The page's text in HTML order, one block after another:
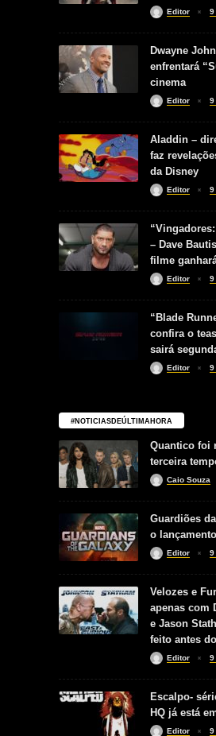
Editor 9
Dwayne
enfrentará
cinema
Editor 9
Aladdin –
faz
da Disney
Editor 9
– Dave
filme
Editor 9
“Blade
confira o
sairá
Editor 9
#NOTICIASDEÚLTIMAHORA
Quantico foi
terceira
Caio Souza
Guardiões
o
Editor 9
Velozes e
apenas com
e Jason
feito antes
Editor 9
Escalpo-
HQ já está
Editor 9